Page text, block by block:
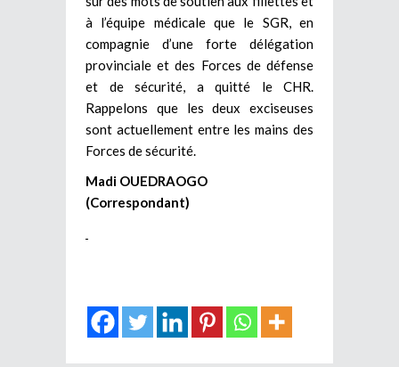
à l’équipe médicale que le SGR, en
compagnie d’une forte délégation
provinciale et des Forces de défense
et de sécurité, a quitté le CHR.
Rappelons que les deux exciseuses
sont actuellement entre les mains des
Forces de sécurité.
Madi OUEDRAOGO
(Correspondant)